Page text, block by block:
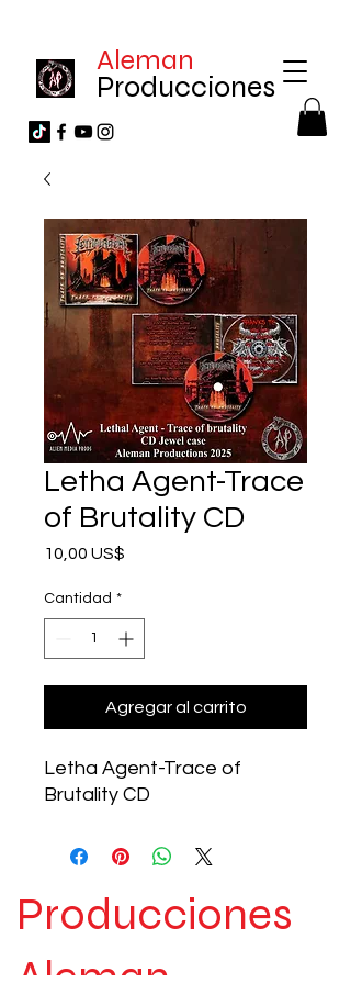
Producciones
Aleman
Letha Agent-Trace
of Brutality CD
10,00 US$
Cantidad *
Agregar al carrito
Letha Agent-Trace of
Brutality CD
Producciones